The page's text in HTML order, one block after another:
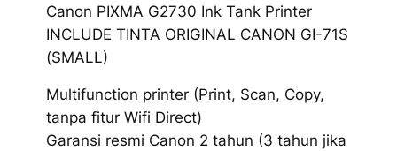
Canon PIXMA G2730 Ink Tank Printer
INCLUDE TINTA ORIGINAL CANON GI-71S
(SMALL)
Multifunction printer (Print, Scan, Copy,
tanpa fitur Wifi Direct)
Garansi resmi Canon 2 tahun (3 tahun jika